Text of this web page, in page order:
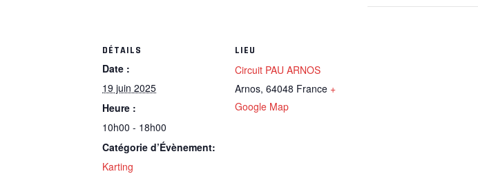
DÉTAILS
Date :
19 juin 2025
Heure :
10h00 - 18h00
Catégorie d’Évènement:
Karting
LIEU
Circuit PAU ARNOS
Arnos, 64048 France +
Google Map